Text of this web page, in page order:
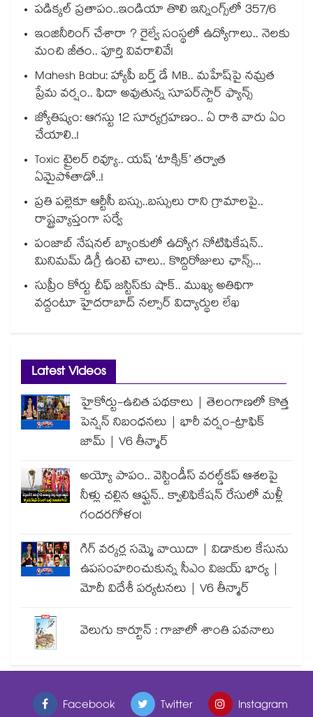
పడిక్కల్‌‌ ప్రతాపం..ఇండియా తొలి ఇన్నింగ్స్‌‌లో 357/6
ఇంజినీరింగ్ చేశారా ? రైల్వే సంస్థలో ఉద్యోగాలు.. నెలకు
మంచి జీతం.. పూర్తి వివరాలివే!
Mahesh Babu: హ్యాపీ బర్త్ డే MB.. మహేష్‌పై నమ్రత
ప్రేమ వర్షం.. ఫిదా అవుతున్న సూపర్‌స్టార్ ఫ్యాన్స్
జ్యోతిష్యం: ఆగస్టు 12 సూర్యగ్రహణం.. ఏ రాశి వారు ఏం
చేయాలి..!
Toxic ట్రైలర్ రివ్యూ.. యష్ ‘టాక్సిక్’ తర్వాత
ఏమైపోతాడో..!
ప్రతి పల్లెకూ ఆర్టీసీ బస్సు..బస్సులు రాని గ్రామాలపై..
రాష్ట్రవ్యాప్తంగా సర్వే
పంజాబ్ నేషనల్ బ్యాంకులో ఉద్యోగ నోటిఫికేషన్..
మినిమమ్ డిగ్రీ ఉంటె చాలు.. కొద్దిరోజులు ఛాన్స్...
సుప్రీం కోర్టు చీఫ్ జస్టిస్⁭కు షాక్.. ముఖ్య అతిథిగా
వద్దంటూ హైదరాబాద్ నల్సార్ విద్యార్థుల లేఖ
Latest Videos
హైకోర్టు-ఉచిత పథకాలు | తెలంగాణలో కొత్త
పెన్షన్ నిబంధనలు | భారీ వర్షం-ట్రాఫిక్
జామ్ | V6 తీన్మార్
అయ్యో పాపం.. వెస్టిండీస్ వరల్డ్‌కప్ ఆశలపై
నీళ్లు చల్లిన ఆఫ్ఘన్.. క్వాలిఫికేషన్ రేసులో మళ్లీ
గందరగోళం!
గిగ్ వర్కర్ల సమ్మె వాయిదా | విడాకుల కేసును
ఉపసంహరించుకున్న సీఎం విజయ్ భార్య |
మోదీ విదేశీ పర్యటనలు | V6 తీన్మార్
వెలుగు కార్టూన్ : గాజాలో శాంతి పవనాలు
Facebook Twitter Instagram